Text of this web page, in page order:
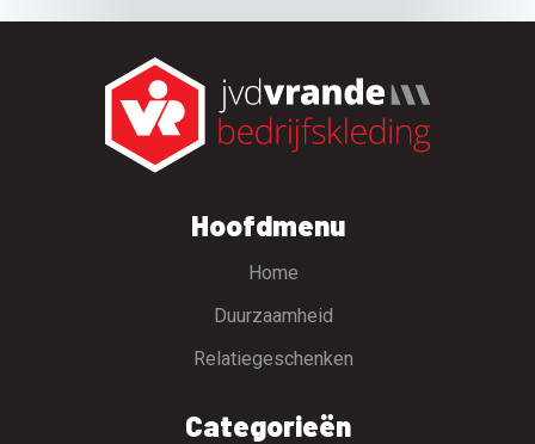
Hoofdmenu
Home
Duurzaamheid
Relatiegeschenken
Categorieën